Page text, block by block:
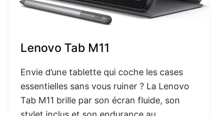
Lenovo Tab M11
Envie d’une tablette qui coche les cases
essentielles sans vous ruiner ? La Lenovo
Tab M11 brille par son écran fluide, son